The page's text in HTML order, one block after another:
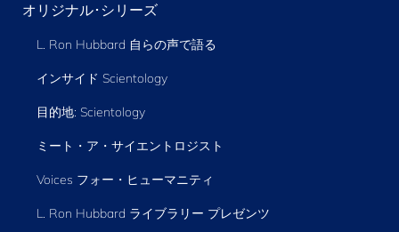
オリジナル･シリーズ
L. Ron Hubbard 自らの声で語る
インサイド Scientology
目的地: Scientology
ミート・ア・サイエントロジスト
Voices フォー・ヒューマニティ
L. Ron Hubbard ライブラリー プレゼンツ